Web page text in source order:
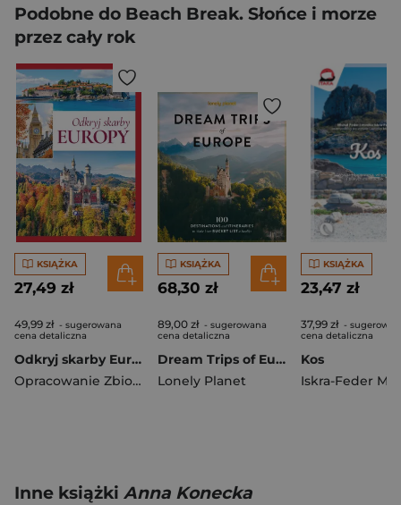
Podobne do Beach Break. Słońce i morze
przez cały rok
KSIĄŻKA
27,49 zł
49,99 zł - sugerowana
cena detaliczna
Odkryj skarby Europy
Opracowanie Zbiorowe
KSIĄŻKA
68,30 zł
89,00 zł - sugerowana
cena detaliczna
Dream Trips of Europe. Lonely Planet
Lonely Planet
KSIĄŻKA
23,47 zł
37,99 zł -
cena detaliczna
Kos
Inne książki Anna Konecka